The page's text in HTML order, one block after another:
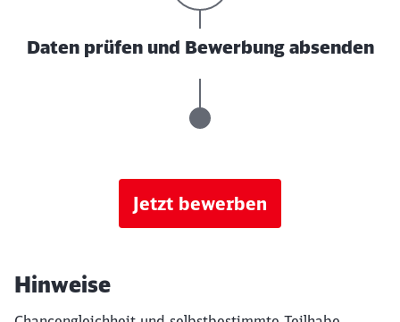
Daten prüfen und Bewerbung absenden
Jetzt bewerben
Hinweise